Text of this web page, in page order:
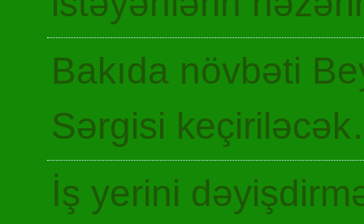
Bakıda növbəti
Sərgisi
İş yerini